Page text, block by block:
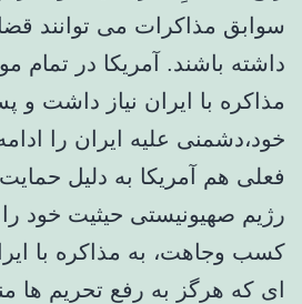
سوابق مذاکرات می توانند
داشته باشند. آمریکا در تمام
مذاکره با ایران نیاز داشت و
خود،دشمنی علیه ایران را
فعلی هم آمریکا به دلیل
رژیم صهیونیستی حیثیت خود
کسب وجاهت، به مذاکره با
ای که هرگز به رفع تحریم ها